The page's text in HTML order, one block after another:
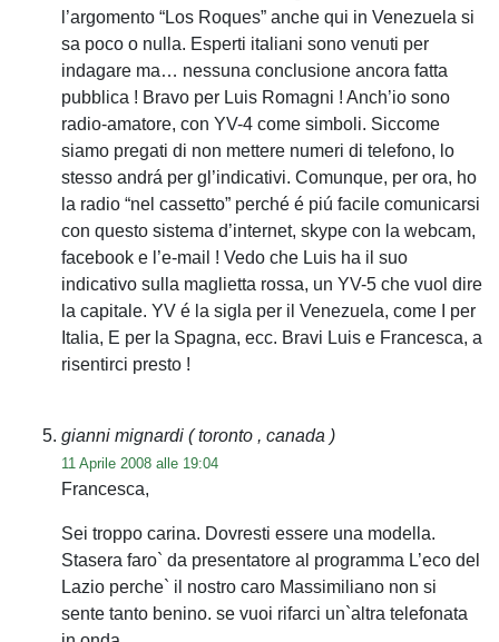
l’argomento “Los Roques” anche qui in Venezuela si
sa poco o nulla. Esperti italiani sono venuti per
indagare ma… nessuna conclusione ancora fatta
pubblica ! Bravo per Luis Romagni ! Anch’io sono
radio-amatore, con YV-4 come simboli. Siccome
siamo pregati di non mettere numeri di telefono, lo
stesso andrá per gl’indicativi. Comunque, per ora, ho
la radio “nel cassetto” perché é piú facile comunicarsi
con questo sistema d’internet, skype con la webcam,
facebook e l’e-mail ! Vedo che Luis ha il suo
indicativo sulla maglietta rossa, un YV-5 che vuol dire
la capitale. YV é la sigla per il Venezuela, come I per
Italia, E per la Spagna, ecc. Bravi Luis e Francesca, a
risentirci presto !
gianni mignardi ( toronto , canada )
11 Aprile 2008 alle 19:04
Francesca,
Sei troppo carina. Dovresti essere una modella.
Stasera faro` da presentatore al programma L’eco del
Lazio perche` il nostro caro Massimiliano non si
sente tanto benino. se vuoi rifarci un`altra telefonata